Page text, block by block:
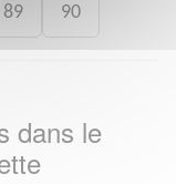
89 90
dans le